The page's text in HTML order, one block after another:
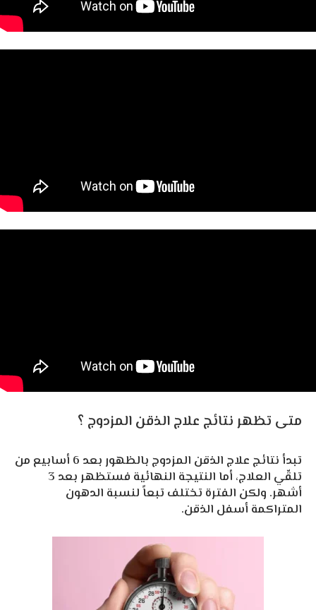
متى تظهر نتائج علاج الذقن المزدوج ؟
تبدأ نتائج علاج الذقن المزدوج بالظهور بعد 6 أسابيع من
تلقّي العلاج، أما النتيجة النهائية فستظهر بعد 3
أشهر. ولكن الفترة تختلف تبعاً لنسبة الدهون
المتراكمة أسفل الذقن.